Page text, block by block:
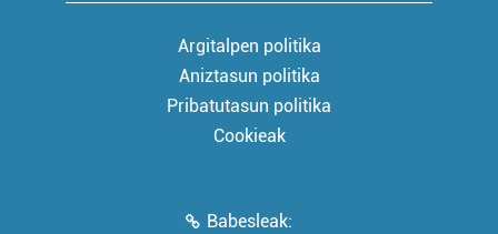
Argitalpen politika
Aniztasun politika
Pribatutasun politika
Cookieak
Babesleak: